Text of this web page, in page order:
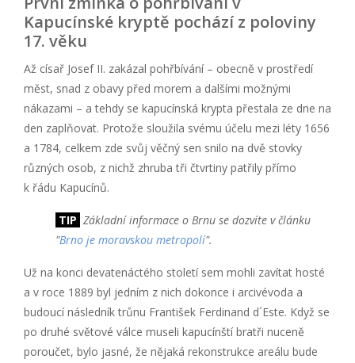
Kapucínské kryptě pochází z poloviny
17. věku
Až císař Josef II. zakázal pohřbívání – obecně v prostředí
měst, snad z obavy před morem a dalšími možnými
nákazami – a tehdy se kapucínská krypta přestala ze dne na
den zaplňovat. Protože sloužila svému účelu mezi léty 1656
a 1784, celkem zde svůj věčný sen snilo na dvě stovky
různých osob, z nichž zhruba tři čtvrtiny patřily přímo
k řádu Kapucínů.
TIP Základní informace o Brnu se dozvíte v článku
"Brno je moravskou metropolí".
Už na konci devatenáctého století sem mohli zavítat hosté
a v roce 1889 byl jedním z nich dokonce i arcivévoda a
budoucí následník trůnu František Ferdinand d´Este. Když se
po druhé světové válce museli kapucínští bratři nuceně
poroučet, bylo jasné, že nějaká rekonstrukce areálu bude